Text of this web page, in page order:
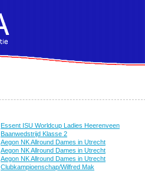
Essent ISU Worldcup Ladies Heerenveen
Baanwedstrijd Klasse 2
Aegon NK Allround Dames in Utrecht
Aegon NK Allround Dames in Utrecht
Aegon NK Allround Dames in Utrecht
Clubkampioenschap/Wilfred Mak